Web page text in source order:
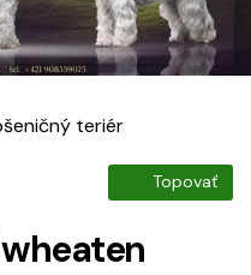
teriér
Topovať